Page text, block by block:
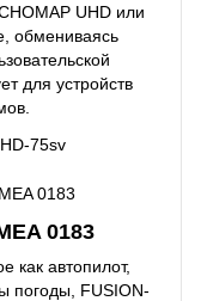
UHD или
обмениваясь
для устройств
0183
как автопилот,
погоды, FUSION-